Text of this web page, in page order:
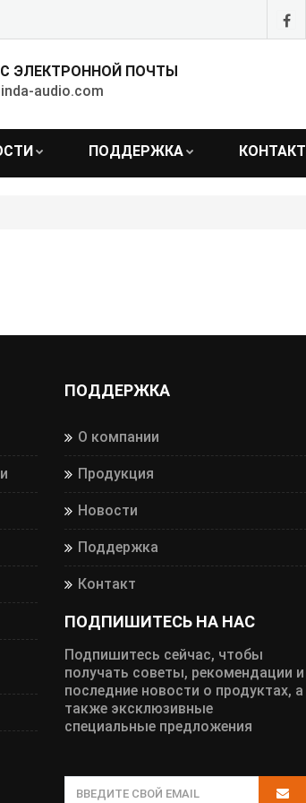
ЭЛЕКТРОННОЙ ПОЧТЫ
audio.com
ПОДДЕРЖКА КОНТАКТ
ПОДДЕРЖКА
О компании
Продукция
Новости
Поддержка
Контакт
ПОДПИШИТЕСЬ НА НАС
Подпишитесь сейчас, чтобы
получать советы, рекомендации и
последние новости о продуктах, а
также эксклюзивные
специальные предложения